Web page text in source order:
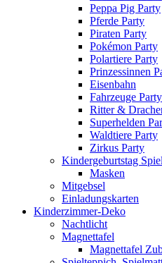
Peppa Pig Party
Pferde Party
Piraten Party
Pokémon Party
Polartiere Party
Prinzessinnen
Eisenbahn
Fahrzeuge Party
Ritter &
Superhelden
Waldtiere Party
Zirkus Party
Kindergeburtstag
Masken
Mitgebsel
Einladungskarten
Kinderzimmer-Deko
Nachtlicht
Magnettafel
Magnettafel